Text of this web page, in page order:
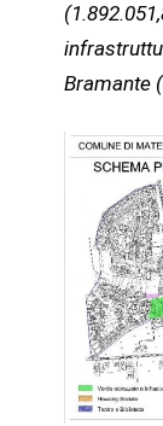
Bramante